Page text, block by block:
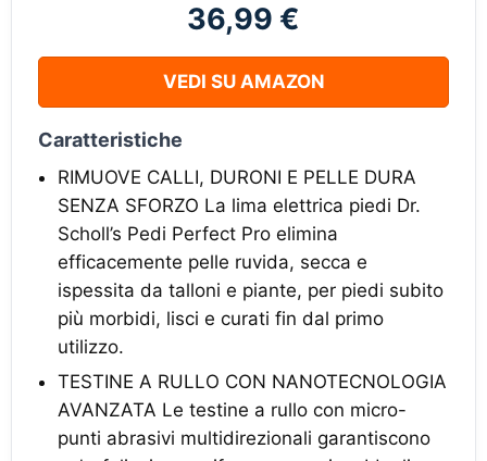
36,99 €
VEDI SU AMAZON
Caratteristiche
RIMUOVE CALLI, DURONI E PELLE DURA
SENZA SFORZO La lima elettrica piedi Dr.
Scholl’s Pedi Perfect Pro elimina
efficacemente pelle ruvida, secca e
ispessita da talloni e piante, per piedi subito
più morbidi, lisci e curati fin dal primo
utilizzo.
TESTINE A RULLO CON NANOTECNOLOGIA
AVANZATA Le testine a rullo con micro-
punti abrasivi multidirezionali garantiscono